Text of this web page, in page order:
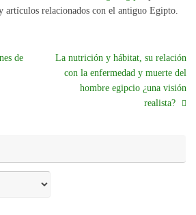
artículos relacionados con el antiguo Egipto.
de
La nutrición y hábitat, su relación
con la enfermedad y muerte del
hombre egipcio ¿una visión
realista?